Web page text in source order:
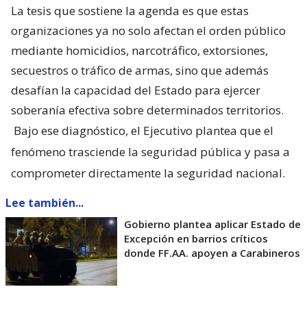
La tesis que sostiene la agenda es que estas
organizaciones ya no solo afectan el orden público
mediante homicidios, narcotráfico, extorsiones,
secuestros o tráfico de armas, sino que además
desafían la capacidad del Estado para ejercer
soberanía efectiva sobre determinados territorios.
Bajo ese diagnóstico, el Ejecutivo plantea que el
fenómeno trasciende la seguridad pública y pasa a
comprometer directamente la seguridad nacional.
Lee también...
Gobierno plantea aplicar Estado de
Excepción en barrios críticos
donde FF.AA. apoyen a Carabineros